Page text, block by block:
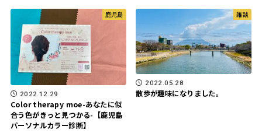
鹿児島
2022.12.29
Color therapy moe-あなたに似
合う色がきっと見つかる-【鹿児島
パーソナルカラー診断】
雑談
2022.05.28
散歩が趣味になりました。